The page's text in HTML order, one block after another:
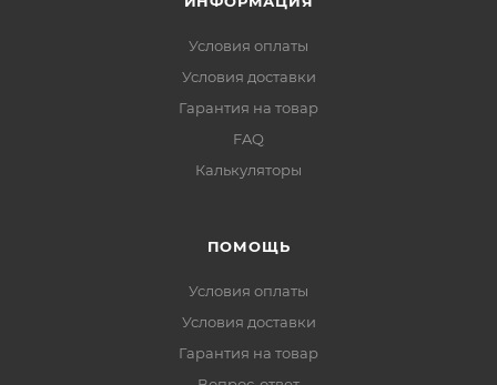
Условия оплаты
Условия доставки
Гарантия на товар
FAQ
Калькуляторы
ПОМОЩЬ
Условия оплаты
Условия доставки
Гарантия на товар